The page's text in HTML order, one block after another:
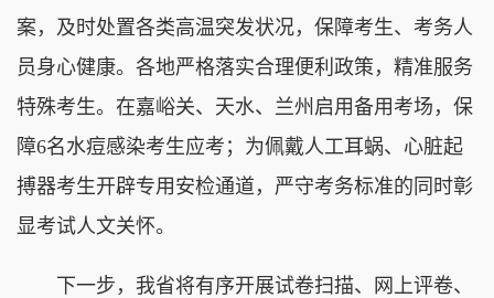
案，及时处置各类高温突发状况，保障考生、考务人
员身心健康。各地严格落实合理便利政策，精准服务
特殊考生。在嘉峪关、天水、兰州启用备用考场，保
障6名水痘感染考生应考；为佩戴人工耳蜗、心脏起
搏器考生开辟专用安检通道，严守考务标准的同时彰
显考试人文关怀。
下一步，我省将有序开展试卷扫描、网上评卷、